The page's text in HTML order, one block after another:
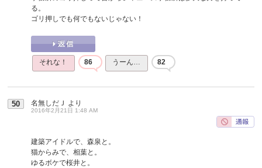
る。
ゴリ押しでも何でもないじゃない！
それな！ 86 うーん… 82
50 名無しだＪ より
2016年2月21日 1:48 AM
建築アイドルで、森泉と。
猫からみで、相葉と。
ゆるボケで桜井と。